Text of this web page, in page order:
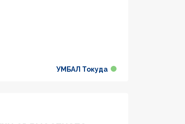
УМБАЛ Токуда